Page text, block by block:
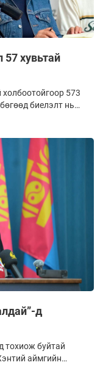
57 хувьтай
573
биелэлт нь
шугам сүлжээний
цахилгаан
97.1, 16
шугам
ажил 55
д
тохиож буйтай
аймгийн